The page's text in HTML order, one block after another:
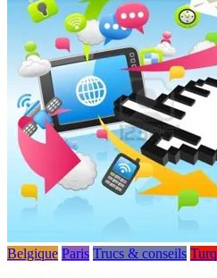
Belgique Paris Trucs & conseils